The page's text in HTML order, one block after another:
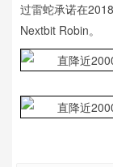
过雷蛇承诺在
Nextbit Robin。